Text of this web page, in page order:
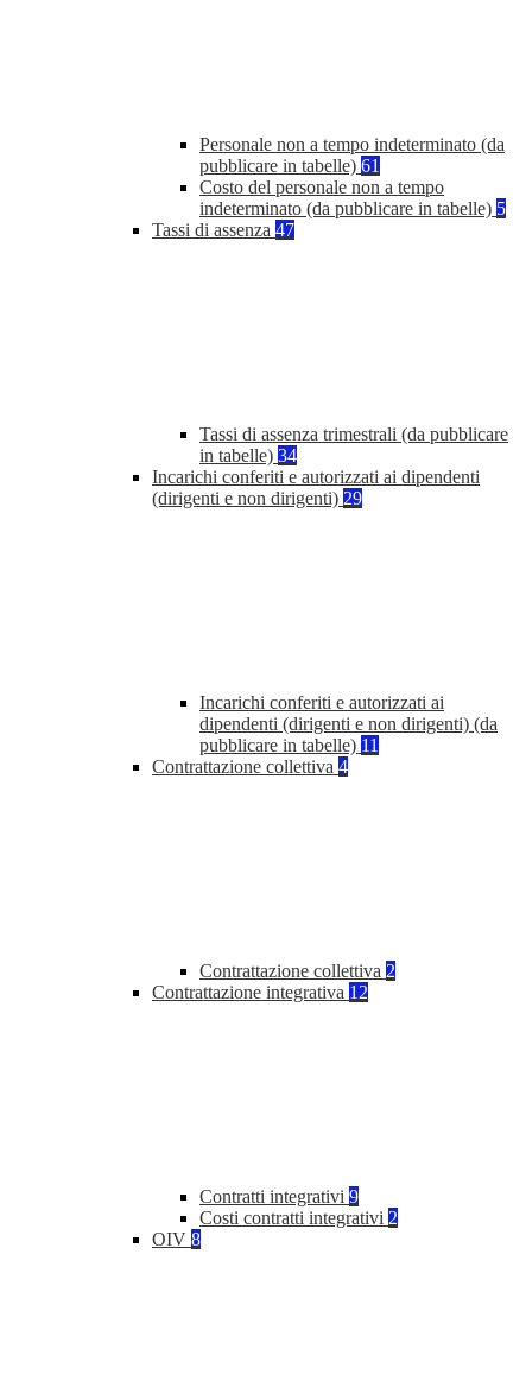
Personale non a tempo indeterminato (da
pubblicare in tabelle) 61
Costo del personale non a tempo
indeterminato (da pubblicare in tabelle) 5
Tassi di assenza 47
Tassi di assenza trimestrali (da pubblicare
in tabelle) 34
Incarichi conferiti e autorizzati ai dipendenti
(dirigenti e non dirigenti) 29
Incarichi conferiti e autorizzati ai
dipendenti (dirigenti e non dirigenti) (da
pubblicare in tabelle) 11
Contrattazione collettiva 4
Contrattazione collettiva 2
Contrattazione integrativa 12
Contratti integrativi 9
Costi contratti integrativi 2
OIV 8